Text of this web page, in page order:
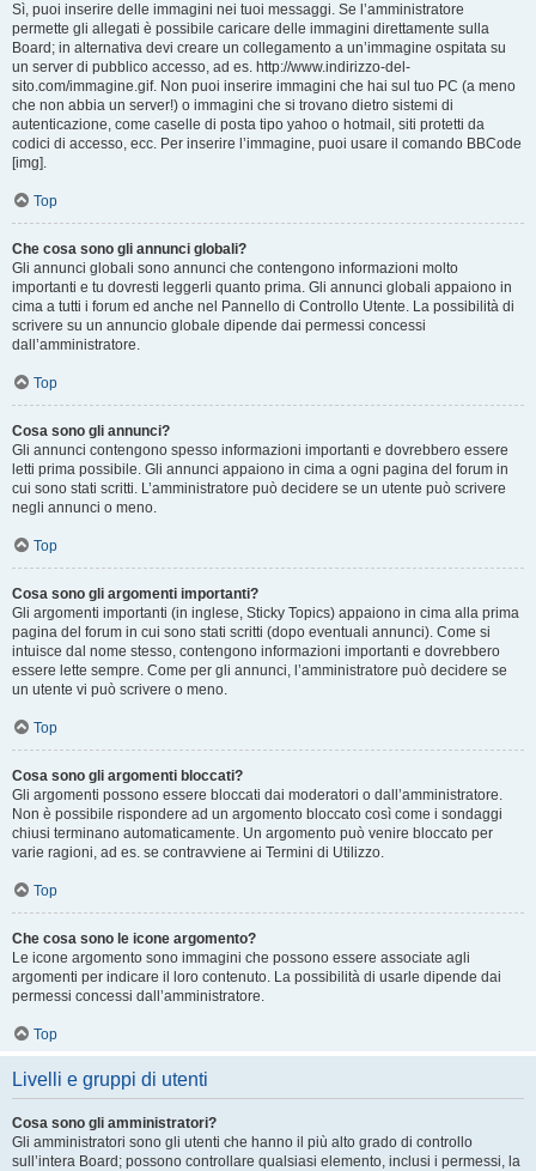
Sì, puoi inserire delle immagini nei tuoi messaggi. Se l’amministratore
permette gli allegati è possibile caricare delle immagini direttamente sulla
Board; in alternativa devi creare un collegamento a un’immagine ospitata su
un server di pubblico accesso, ad es. http://www.indirizzo-del-
sito.com/immagine.gif. Non puoi inserire immagini che hai sul tuo PC (a meno
che non abbia un server!) o immagini che si trovano dietro sistemi di
autenticazione, come caselle di posta tipo yahoo o hotmail, siti protetti da
codici di accesso, ecc. Per inserire l’immagine, puoi usare il comando BBCode
[img].
Top
Che cosa sono gli annunci globali?
Gli annunci globali sono annunci che contengono informazioni molto
importanti e tu dovresti leggerli quanto prima. Gli annunci globali appaiono in
cima a tutti i forum ed anche nel Pannello di Controllo Utente. La possibilità di
scrivere su un annuncio globale dipende dai permessi concessi
dall’amministratore.
Top
Cosa sono gli annunci?
Gli annunci contengono spesso informazioni importanti e dovrebbero essere
letti prima possibile. Gli annunci appaiono in cima a ogni pagina del forum in
cui sono stati scritti. L’amministratore può decidere se un utente può scrivere
negli annunci o meno.
Top
Cosa sono gli argomenti importanti?
Gli argomenti importanti (in inglese, Sticky Topics) appaiono in cima alla prima
pagina del forum in cui sono stati scritti (dopo eventuali annunci). Come si
intuisce dal nome stesso, contengono informazioni importanti e dovrebbero
essere lette sempre. Come per gli annunci, l’amministratore può decidere se
un utente vi può scrivere o meno.
Top
Cosa sono gli argomenti bloccati?
Gli argomenti possono essere bloccati dai moderatori o dall’amministratore.
Non è possibile rispondere ad un argomento bloccato così come i sondaggi
chiusi terminano automaticamente. Un argomento può venire bloccato per
varie ragioni, ad es. se contravviene ai Termini di Utilizzo.
Top
Che cosa sono le icone argomento?
Le icone argomento sono immagini che possono essere associate agli
argomenti per indicare il loro contenuto. La possibilità di usarle dipende dai
permessi concessi dall’amministratore.
Top
Livelli e gruppi di utenti
Cosa sono gli amministratori?
Gli amministratori sono gli utenti che hanno il più alto grado di controllo
sull’intera Board; possono controllare qualsiasi elemento, inclusi i permessi, la